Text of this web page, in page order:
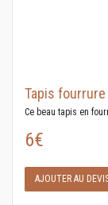
Tapis
Ce beau tapis en
6€
AJOUTER AU